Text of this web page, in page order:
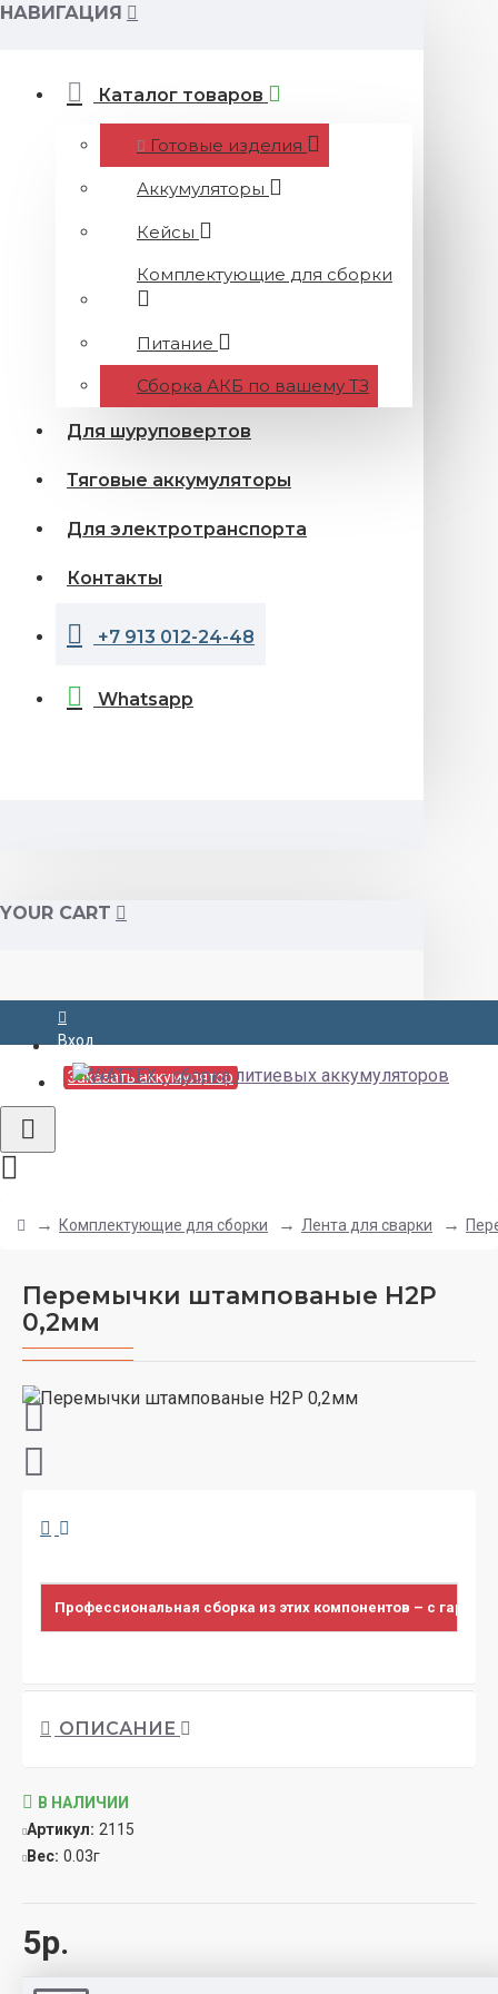
НАВИГАЦИЯ
Каталог товаров
Готовые изделия
Аккумуляторы
Кейсы
Комплектующие для сборки
Питание
Сборка АКБ по вашему ТЗ
Для шуруповертов
Тяговые аккумуляторы
Для электротранспорта
Контакты
+7 913 012-24-48
Whatsapp
YOUR CART
Вход
Заказать аккумулятор
Комплектующие для сборки Лента для сварки
Перемычки штампованые H2P
0,2мм
Профессиональная сборка из этих компонентов – с
ОПИСАНИЕ
5р.
В НАЛИЧИИ
Артикул: 2115
Вес: 0.03г